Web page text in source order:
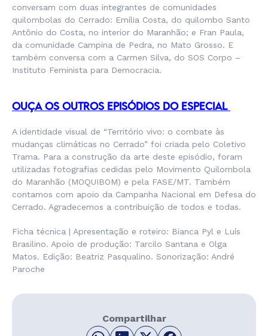
conversam com duas integrantes de comunidades
quilombolas do Cerrado: Emília Costa, do quilombo Santo
Antônio do Costa, no interior do Maranhão; e Fran Paula,
da comunidade Campina de Pedra, no Mato Grosso. E
também conversa com a Carmen Silva, do SOS Corpo –
Instituto Feminista para Democracia.
OUÇA OS OUTROS EPISÓDIOS DO ESPECIAL
A identidade visual de “Território vivo: o combate às
mudanças climáticas no Cerrado” foi criada pelo Coletivo
Trama. Para a construção da arte deste episódio, foram
utilizadas fotografias cedidas pelo Movimento Quilombola
do Maranhão (MOQUIBOM) e pela FASE/MT. Também
contamos com apoio da Campanha Nacional em Defesa do
Cerrado. Agradecemos a contribuição de todos e todas.
Ficha técnica | Apresentação e roteiro: Bianca Pyl e Luís
Brasilino. Apoio de produção: Tarcilo Santana e Olga
Matos. Edição: Beatriz Pasqualino. Sonorização: André
Paroche
Compartilhar